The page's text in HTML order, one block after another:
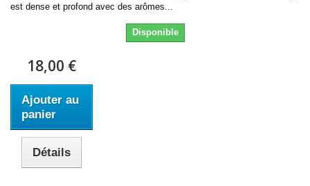
est dense et profond avec des arômes...
Disponible
18,00 €
Ajouter au
panier
Détails